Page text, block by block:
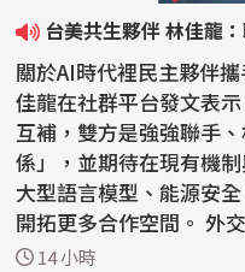
台美共生夥伴 林佳龍
關於AI時代裡民主夥伴
佳龍在社群平台發文表
互補，雙方是強強聯手
係」，並期待在現有機
大型語言模型、能源安
開拓更多合作空間。 外交部長林佳龍近半年來頻繁使用
「共生夥伴...
14 小時